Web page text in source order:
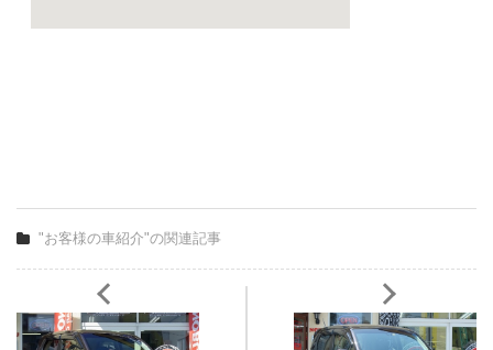
"お客様の車紹介"の関連記事